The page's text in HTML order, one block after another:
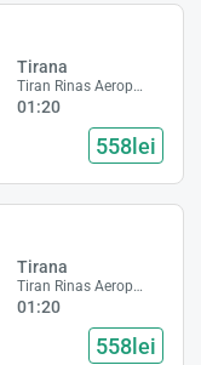
Tirana
Tiran Rinas Aeroport
01:20
558lei
Tirana
Tiran Rinas Aeroport
01:20
558lei